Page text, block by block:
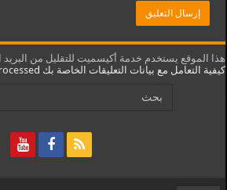
هذا الموقع يستخدم خدمة أكيسميت للتقليل من البريد
كيفية التعامل مع بيانات التعليقات الخاصة بك processed